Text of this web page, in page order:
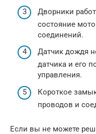
Дворники
состояние
соединений.
Датчик дождя
датчика и его
управления.
Короткое
проводов и
Если вы не можете